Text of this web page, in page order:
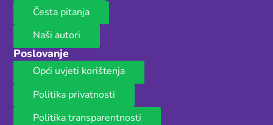
Česta pitanja
Naši autori
Poslovanje
Opći uvjeti korištenja
Politika privatnosti
Politika transparentnosti